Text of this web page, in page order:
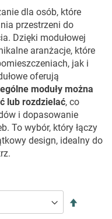
dla osób, które
przestrzeni do
Dzięki modułowej
aranżacje, które
jak i
oferują
moduły można
lub rozdzielać, co
i dopasowanie
To wybór, który łączy
design, idealny do
SOFY
SALONU?
aranżacji, co sprawia,